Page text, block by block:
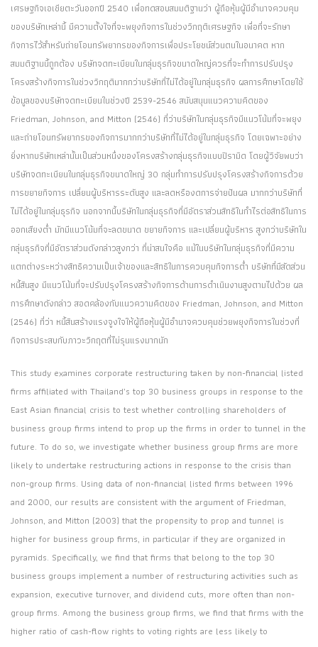
เศรษฐกิจเอเชียตะวันออกปี 2540 เพื่อทดสอบสมมติฐานว่า ผู้ถือหุ้นผู้มีอำนาจควบคุม
ของบริษัทเหล่านี้ มีความตั้งใจที่จะพยุงกิจการในช่วงวิกฤติเศรษฐกิจ เพื่อที่จะรักษา
กิจการไว้สำหรับถ่ายโอนทรัพยากรของกิจการเพื่อประโยชน์ส่วนตนในอนาคต หาก
สมมติฐานนี้ถูกต้อง บริษัทจดทะเบียนในกลุ่มธุรกิจขนาดใหญ่ควรที่จะทำการปรับปรุง
โครงสร้างกิจการในช่วงวิกฤติมากกว่าบริษัทที่ไม่ได้อยู่ในกลุ่มธุรกิจ ผลการศึกษาโดยใช้
ข้อมูลของบริษัทจดทะเบียนในช่วงปี 2539-2546 สนับสนุนแนวความคิดของ
Friedman, Johnson, and Mitton (2546) ที่ว่าบริษัทในกลุ่มธุรกิจมีแนวโน้มที่จะพยุง
และถ่ายโอนทรัพยากรของกิจการมากกว่าบริษัทที่ไม่ได้อยู่ในกลุ่มธุรกิจ โดยเฉพาะอย่าง
ยิ่งหากบริษัทเหล่านั้นเป็นส่วนหนึ่งของโครงสร้างกลุ่มธุรกิจแบบปิรามิด โดยผู้วิจัยพบว่า
บริษัทจดทะเบียนในกลุ่มธุรกิจขนาดใหญ่ 30 กลุ่มทำการปรับปรุงโครงสร้างกิจการด้วย
การขยายกิจการ เปลี่ยนผู้บริหารระดับสูง และลดหรืองดการจ่ายปันผล มากกว่าบริษัทที่
ไม่ได้อยู่ในกลุ่มธุรกิจ นอกจากนี้บริษัทในกลุ่มธุรกิจที่มีอัตราส่วนสิทธิในกำไรต่อสิทธิในการ
ออกเสียงต่ำ มักมีแนวโน้มที่จะลดขนาด ขยายกิจการ และเปลี่ยนผู้บริหาร สูงกว่าบริษัทใน
กลุ่มธุรกิจที่มีอัตราส่วนดังกล่าวสูงกว่า ที่น่าสนใจคือ แม้ในบริษัทในกลุ่มธุรกิจที่มีความ
แตกต่างระหว่างสิทธิความเป็นเจ้าของและสิทธิในการควบคุมกิจการต่ำ บริษัทที่มีสัดส่วน
หนี้สินสูง มีแนวโน้มที่จะปรับปรุงโครงสร้างกิจการด้านการดำเนินงานสูงตามไปด้วย ผล
การศึกษาดังกล่าว สอดคล้องกับแนวความคิดของ Friedman, Johnson, and Mitton
(2546) ที่ว่า หนี้สินสร้างแรงจูงใจให้ผู้ถือหุ้นผู้มีอำนาจควบคุมช่วยพยุงกิจการในช่วงที่
กิจการประสบกับภาวะวิกฤตที่ไม่รุนแรงมากนัก
This study examines corporate restructuring taken by non-financial listed
firms affiliated with Thailand’s top 30 business groups in response to the
East Asian financial crisis to test whether controlling shareholders of
business group firms intend to prop up the firms in order to tunnel in the
future. To do so, we investigate whether business group firms are more
likely to undertake restructuring actions in response to the crisis than
non-group firms. Using data of non-financial listed firms between 1996
and 2000, our results are consistent with the argument of Friedman,
Johnson, and Mitton (2003) that the propensity to prop and tunnel is
higher for business group firms, in particular if they are organized in
pyramids. Specifically, we find that firms that belong to the top 30
business groups implement a number of restructuring activities such as
expansion, executive turnover, and dividend cuts, more often than non-
group firms. Among the business group firms, we find that firms with the
higher ratio of cash-flow rights to voting rights are less likely to